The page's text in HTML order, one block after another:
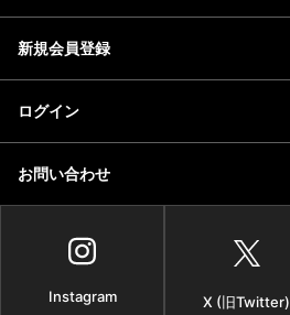
新規会員登録
ログイン
お問い合わせ
Instagram X (旧Twitter)